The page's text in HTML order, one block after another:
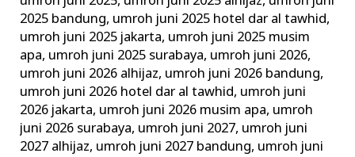
2025 bandung, umroh juni 2025 hotel dar al tawhid,
umroh juni 2025 jakarta, umroh juni 2025 musim
apa, umroh juni 2025 surabaya, umroh juni 2026,
umroh juni 2026 alhijaz, umroh juni 2026 bandung,
umroh juni 2026 hotel dar al tawhid, umroh juni
2026 jakarta, umroh juni 2026 musim apa, umroh
juni 2026 surabaya, umroh juni 2027, umroh juni
2027 alhijaz, umroh juni 2027 bandung, umroh juni